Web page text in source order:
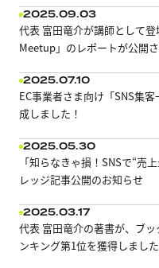
2025.09.03
代表 富田竜介が講師として
Meetup」のレポートが公開
2025.07.10
EC事業者さま向け「SNS集
成しました！
2025.05.30
「知らなきゃ損！SNSで“売
レッジ記事公開のお知らせ
2025.03.17
代表 富田竜介の著書が、ブ
ンキング第1位を獲得しました